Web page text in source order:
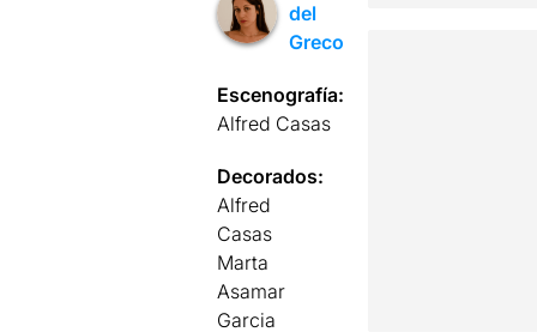
del
Greco
Escenografía:
Alfred Casas
Decorados:
Alfred
Casas
Marta
Asamar
Garcia